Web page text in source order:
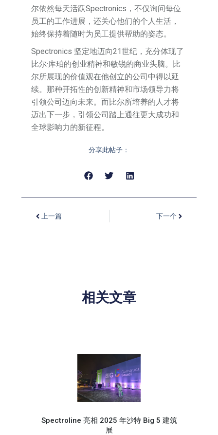
尔依然每天活跃Spectronics，不仅询问每位
员工的工作进展，还关心他们的个人生活，
始终保持着随时为员工提供帮助的姿态。
Spectronics 坚定地迈向21世纪，充分体现了
比尔·库珀的创业精神和敏锐的商业头脑。比
尔所展现的价值观在他创立的公司中得以延
续。那种开拓性的创新精神和市场领导力将
引领公司迈向未来。而比尔所培养的人才将
迈出下一步，引领公司踏上通往更大成功和
全球影响力的新征程。
分享此帖子：
上一篇 下一个
相关文章
Spectroline 亮相 2025 年沙特 Big 5 建筑
展